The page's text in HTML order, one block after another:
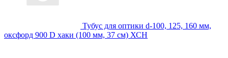
Тубус для оптики d-100, 125, 160 мм,
оксфорд 900 D хаки (100 мм, 37 см) ХСН